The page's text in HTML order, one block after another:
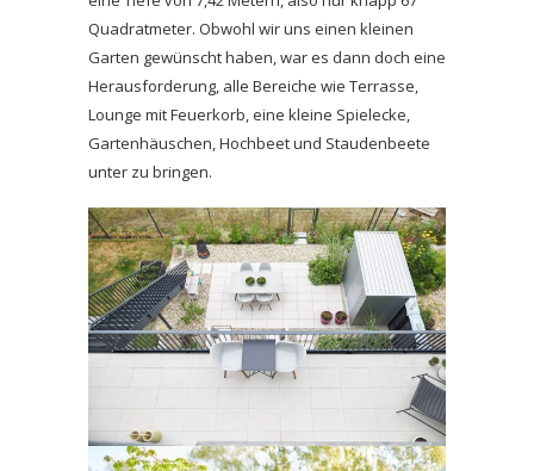
Quadratmeter. Obwohl wir uns einen kleinen
Garten gewünscht haben, war es dann doch eine
Herausforderung, alle Bereiche wie Terrasse,
Lounge mit Feuerkorb, eine kleine Spielecke,
Gartenhäuschen, Hochbeet und Staudenbeete
unter zu bringen.